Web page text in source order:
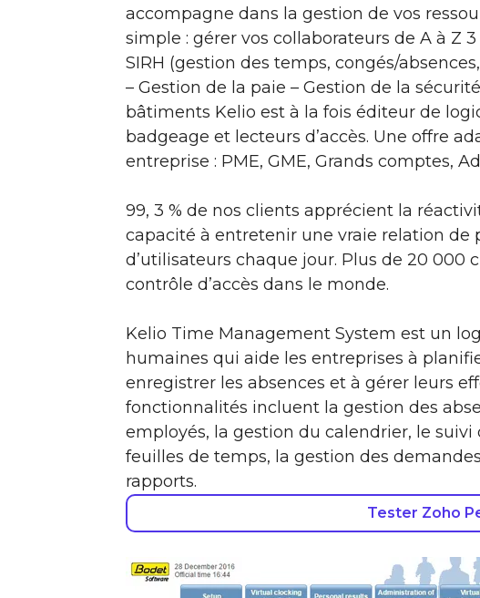
accompagne dans la gestion de vos
simple : gérer vos collaborateurs de A à Z
SIRH (gestion des temps, congés/
– Gestion de la paie – Gestion de la
bâtiments Kelio est à la fois éditeur de
badgeage et lecteurs d’accès. Une offre
entreprise : PME, GME, Grands comptes,
99, 3 % de nos clients apprécient la
capacité à entretenir une vraie relation de
d’utilisateurs chaque jour. Plus de 20 000
contrôle d’accès dans le monde.
Kelio Time Management System est un
humaines qui aide les entreprises à
enregistrer les absences et à gérer leurs
fonctionnalités incluent la gestion des
employés, la gestion du calendrier, le
feuilles de temps, la gestion des
rapports.
Tester Zoho